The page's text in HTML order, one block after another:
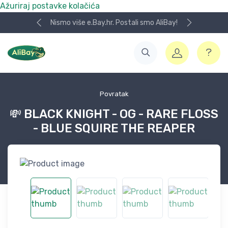
Ažuriraj postavke kolačića
Nismo više e.Bay.hr. Postali smo AliBay!
Povratak
💸 BLACK KNIGHT - OG - RARE FLOSS
- BLUE SQUIRE THE REAPER